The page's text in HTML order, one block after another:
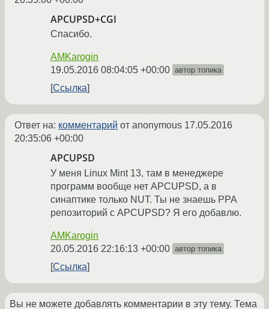
APCUPSD+CGI
Спасибо.
AMKarogin
19.05.2016 08:04:05 +00:00 автор топика
Ссылка
Ответ на: комментарий от anonymous 17.05.2016
20:35:06 +00:00
APCUPSD
У меня Linux Mint 13, там в менеджере
программ вообще нет APCUPSD, а в
синаптике только NUT. Ты не знаешь PPA
репозиторий с APCUPSD? Я его добавлю.
AMKarogin
20.05.2016 22:16:13 +00:00 автор топика
Ссылка
Вы не можете добавлять комментарии в эту тему. Тема